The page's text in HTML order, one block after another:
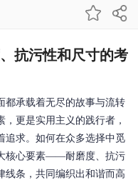
抗污性和尺寸的考
都承载着无尽的故事与流转
更是实用主义的践行者，
追求。如何在众多选择中觅
核心要素——耐磨度、抗污
线条，共同编织出和谐而高